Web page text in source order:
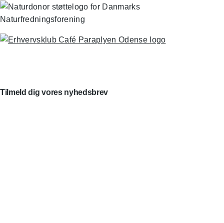
Tilmeld dig vores nyhedsbrev